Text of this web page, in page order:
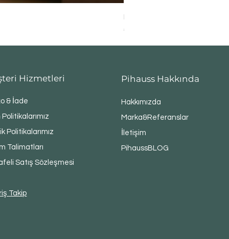
Panaroma Kilo
Fiyat
₺6.649,00
Hizmetleri
& İade
Politikalarımız
Talimatları
Satış Sözleşmesi
Takip
Pihauss Hakkında
Hakkımızda
Marka&Referanslar
İletişim
PihaussBLOG